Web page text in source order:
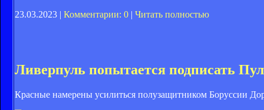
23.03.2023 | Комментарии: 0 | Читать полностью
Ливерпуль попытается подписать
Красные намерены усилиться полузащитником Боруссии